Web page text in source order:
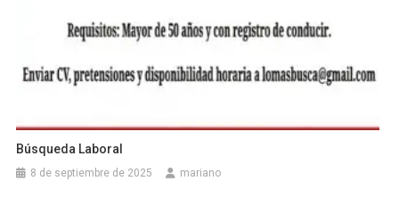
Búsqueda Laboral
8 de septiembre de 2025 mariano